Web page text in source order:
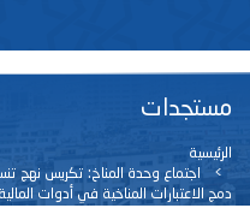
مستجدات
الرئيسية
اجتماع وحدة المناخ: تكريس نهج
دمج الاعتبارات المناخية في أدوات